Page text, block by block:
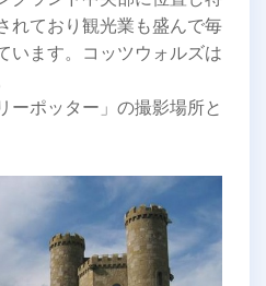
れており観光業も盛んで毎
います。コッツウォルズは
ーポッター」の撮影場所と